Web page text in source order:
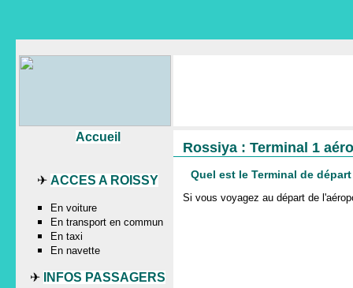
Rossiya : Terminal 1
Quel est le Terminal de
Si vous voyagez au départ de
Accueil
✈ ACCES A ROISSY
En voiture
En transport en commun
En taxi
En navette
✈ INFOS PASSAGERS